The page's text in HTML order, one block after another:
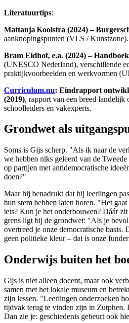
Literatuurtips:
Mattanja Koolstra (2024) –
aanknopingspunten (VLS / Kunstzone).
Bram Eidhof, e.a. (2024) –
(UNESCO Nederland), verschillende
praktijkvoorbeelden en werkvormen
Curriculum.nu: Eindrapport
(2019), rapport van een breed landelijk
schoolleiders en vakexperts.
Grondwet als
Soms is Gijs scherp. "Als ik naar de
we hebben niks geleerd van de
op partijen met antidemocratische
doen?"
Maar hij benadrukt dat hij leerlingen
hun stem hebben laten horen. "Het
iets? Kun je het onderbouwen? Dáár
grens ligt bij de grondwet: "Als je
overtreed je onze democratische basis.
geen politieke kleur – dat is onze
Onderwijs buiten het
Gijs is niet alleen docent, maar ook
samen met het lokale museum en
zijn lessen. "Leerlingen onderzoeken
tijdvak terug te vinden zijn in Zutphen.
Dan zie je: geschiedenis gebeurt ook